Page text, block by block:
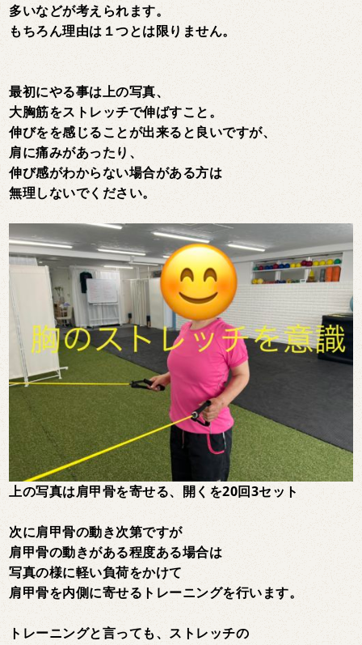
多いなどが考えられます。
もちろん理由は１つとは限りません。
最初にやる事は上の写真、
大胸筋をストレッチで伸ばすこと。
伸びをを感じることが出来ると良いですが、
肩に痛みがあったり、
伸び感がわからない場合がある方は
無理しないでください。
上の写真は肩甲骨を寄せる、開くを20回3セット
次に肩甲骨の動き次第ですが
肩甲骨の動きがある程度ある場合は
写真の様に軽い負荷をかけて
肩甲骨を内側に寄せるトレーニングを行います。
トレーニングと言っても、ストレッチの